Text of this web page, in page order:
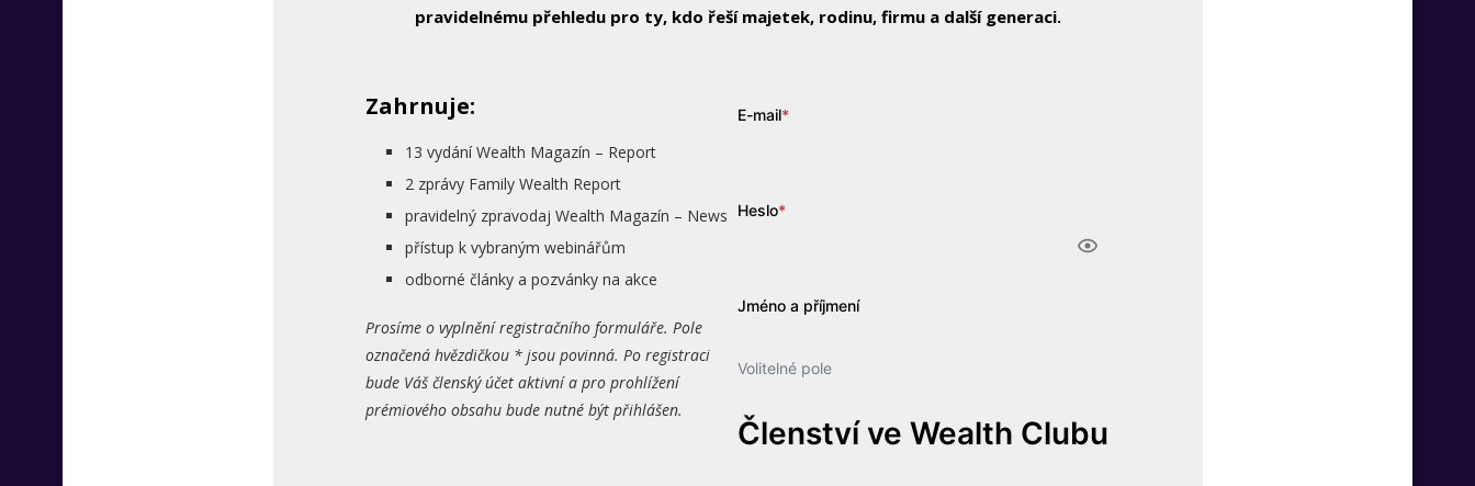
pravidelnému přehledu pro ty, kdo řeší majetek, rodinu, firmu a další generaci.
Zahrnuje:
13 vydání Wealth Magazín – Report
2 zprávy Family Wealth Report
pravidelný zpravodaj Wealth Magazín – News
přístup k vybraným webinářům
odborné články a pozvánky na akce
Prosíme o vyplnění registračního formuláře. Pole
označená hvězdičkou * jsou povinná. Po registraci
bude Váš členský účet aktivní a pro prohlížení
prémiového obsahu bude nutné být přihlášen.
E-mail*
Heslo*
Jméno a příjmení
Volitelné pole
Členství ve Wealth Clubu